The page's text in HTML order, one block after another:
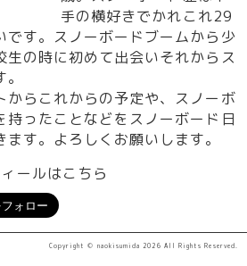
手の横好きでかれこれ29
です。スノーボードブームから少
生の時に初めて出会いそれからス
らこれからの予定や、スノーボ
持ったことなどをスノーボード日
す。よろしくお願いします。
ールはこちら
Copyright © naokisumida 2026 All Rights Reserved.